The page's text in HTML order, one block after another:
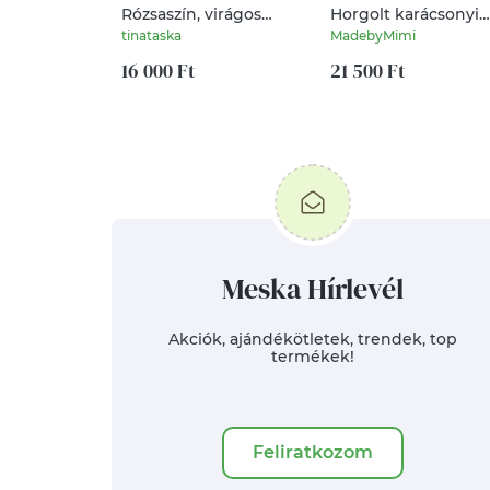
Rózsaszín, virágos
válltáska
tinataska
16 000 Ft
Horgolt karácsonyi
gömb szett
MadebyMimi
21 500 Ft
Meska Hírlevél
Akciók, ajándékötletek, trendek, top
termékek!
Feliratkozom